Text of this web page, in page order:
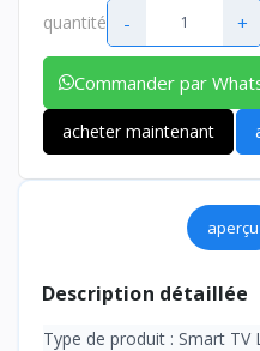
quantité - +
Commander par
acheter maintenant
aperçu
Description détaillée
Type de produit : Smart TV